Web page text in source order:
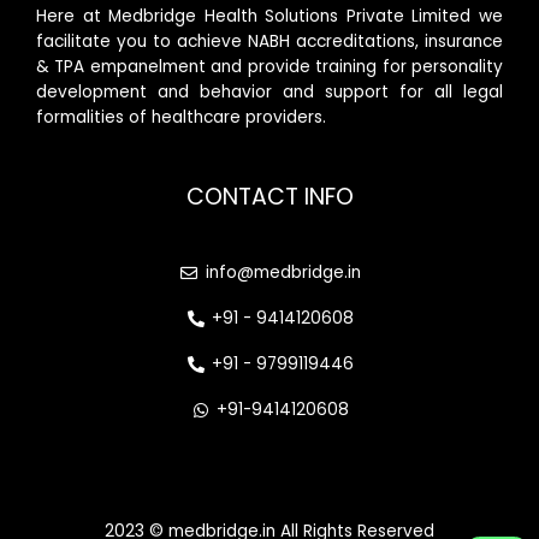
Here at Medbridge Health Solutions Private Limited we
facilitate you to achieve NABH accreditations, insurance
& TPA empanelment and provide training for personality
development and behavior and support for all legal
formalities of healthcare providers.
CONTACT INFO
info@medbridge.in
+91 - 9414120608
+91 - 9799119446
+91-9414120608
2023 © medbridge.in All Rights Reserved